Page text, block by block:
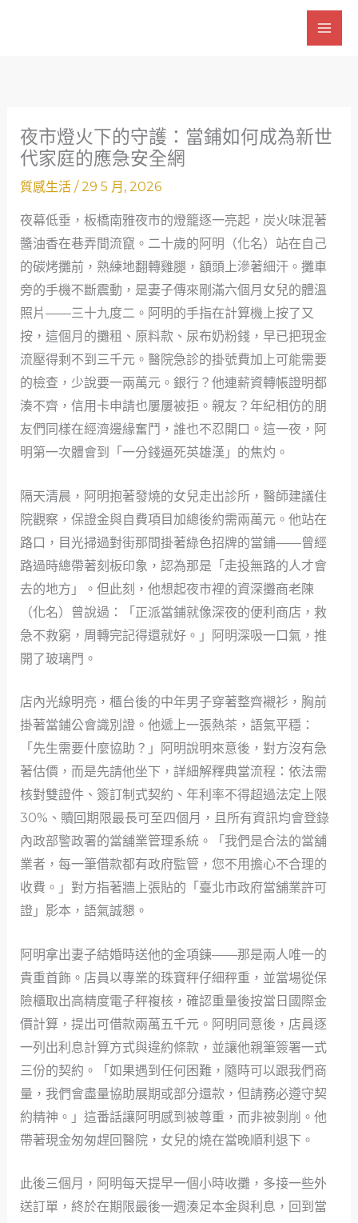
夜市燈火下的守護：當鋪如何成為新世
代家庭的應急安全網
質感生活/29 5 月, 2026
夜幕低垂，板橋南雅夜市的燈籠逐一亮起，炭火味混著
醬油香在巷弄間流竄。二十歲的阿明（化名）站在自己
的碳烤攤前，熟練地翻轉雞腿，額頭上滲著細汗。攤車
旁的手機不斷震動，是妻子傳來剛滿六個月女兒的體溫
照片——三十九度二。阿明的手指在計算機上按了又
按，這個月的攤租、原料款、尿布奶粉錢，早已把現金
流壓得剩不到三千元。醫院急診的掛號費加上可能需要
的檢查，少說要一兩萬元。銀行？他連薪資轉帳證明都
湊不齊，信用卡申請也屢屢被拒。親友？年紀相仿的朋
友們同樣在經濟邊緣奮鬥，誰也不忍開口。這一夜，阿
明第一次體會到「一分錢逼死英雄漢」的焦灼。
隔天清晨，阿明抱著發燒的女兒走出診所，醫師建議住
院觀察，保證金與自費項目加總後約需兩萬元。他站在
路口，目光掃過對街那間掛著綠色招牌的當鋪——曾經
路過時總帶著刻板印象，認為那是「走投無路的人才會
去的地方」。但此刻，他想起夜市裡的資深攤商老陳
（化名）曾說過：「正派當鋪就像深夜的便利商店，救
急不救窮，周轉完記得還就好。」阿明深吸一口氣，推
開了玻璃門。
店內光線明亮，櫃台後的中年男子穿著整齊襯衫，胸前
掛著當鋪公會識別證。他遞上一張熱茶，語氣平穩：
「先生需要什麼協助？」阿明說明來意後，對方沒有急
著估價，而是先請他坐下，詳細解釋典當流程：依法需
核對雙證件、簽訂制式契約、年利率不得超過法定上限
30%、贖回期限最長可至四個月，且所有資訊均會登錄
內政部警政署的當舖業管理系統。「我們是合法的當舖
業者，每一筆借款都有政府監管，您不用擔心不合理的
收費。」對方指著牆上張貼的「臺北市政府當舖業許可
證」影本，語氣誠懇。
阿明拿出妻子結婚時送他的金項鍊——那是兩人唯一的
貴重首飾。店員以專業的珠寶秤仔細秤重，並當場從保
險櫃取出高精度電子秤複核，確認重量後按當日國際金
價計算，提出可借款兩萬五千元。阿明同意後，店員逐
一列出利息計算方式與違約條款，並讓他親筆簽署一式
三份的契約。「如果遇到任何困難，隨時可以跟我們商
量，我們會盡量協助展期或部分還款，但請務必遵守契
約精神。」這番話讓阿明感到被尊重，而非被剝削。他
帶著現金匆匆趕回醫院，女兒的燒在當晚順利退下。
此後三個月，阿明每天提早一個小時收攤，多接一些外
送訂單，終於在期限最後一週湊足本金與利息，回到當